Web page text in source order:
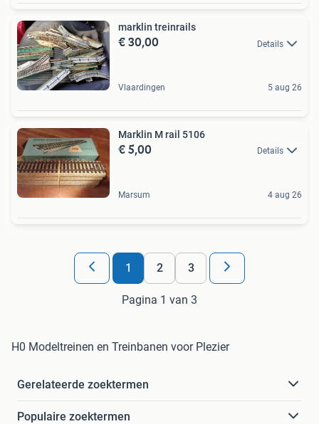
marklin treinrails
€ 30,00 Details
Vlaardingen 5 aug 26
Marklin M rail 5106
€ 5,00 Details
Marsum 4 aug 26
1 2 3
Pagina 1 van 3
H0 Modeltreinen en Treinbanen voor Plezier
Gerelateerde zoektermen
Populaire zoektermen